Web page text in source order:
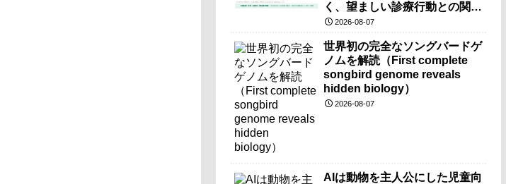
く、望ましい診療行動との関連
も確認ー
2026-08-07
世界初の完全なソングバードゲ
ノムを解読（First complete
songbird genome reveals
hidden biology）
2026-08-07
AIは動物を主人公にした児童向